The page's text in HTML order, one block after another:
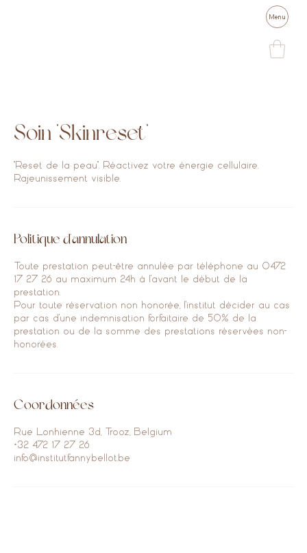
Menu
Soin "Skinreset"
"Reset de la peau". Réactivez votre énergie cellulaire.
Rajeunissement visible.
Politique d'annulation
Toute prestation peut-être annulée par téléphone au 0472
17 27 26 au maximum 24h à l'avant le début de la
prestation.
Pour toute réservation non honorée, l'institut décider au cas
par cas d'une indemnisation forfaitaire de 50% de la
prestation ou de la somme des prestations réservées non-
honorées.
Coordonnées
Rue Lonhienne 3d, Trooz, Belgium
+32 472 17 27 26
info@institutfannybellot.be